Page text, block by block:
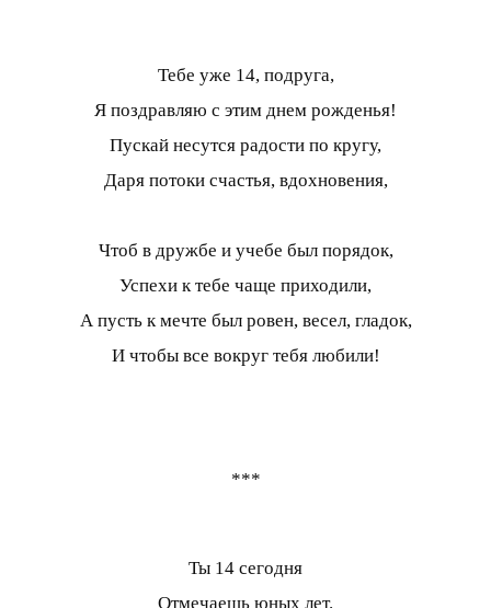
Тебе уже 14, подруга,
Я поздравляю с этим днем рожденья!
Пускай несутся радости по кругу,
Даря потоки счастья, вдохновения,
Чтоб в дружбе и учебе был порядок,
Успехи к тебе чаще приходили,
А пусть к мечте был ровен, весел, гладок,
И чтобы все вокруг тебя любили!
***
Ты 14 сегодня
Отмечаешь юных лет.